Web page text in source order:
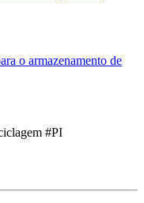
o armazenamento de
#PI